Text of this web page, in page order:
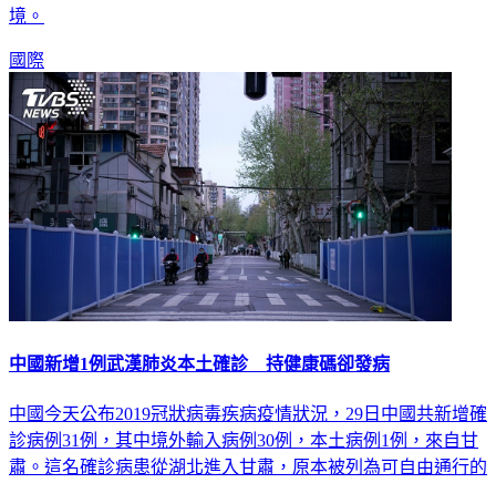
境。
國際
中國新增1例武漢肺炎本土確診 持健康碼卻發病
中國今天公布2019冠狀病毒疾病疫情狀況，29日中國共新增確
診病例31例，其中境外輸入病例30例，本土病例1例，來自甘
肅。這名確診病患從湖北進入甘肅，原本被列為可自由通行的